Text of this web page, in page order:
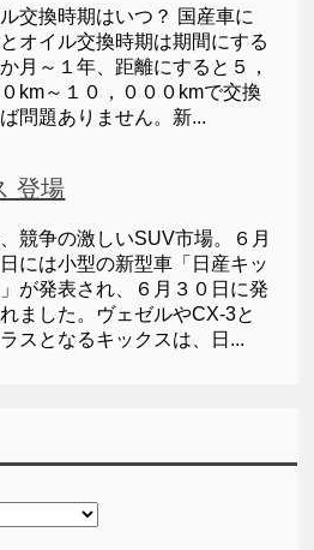
交換時期はいつ？ 国産車に
オイル交換時期は期間にする
月～１年、距離にすると５，
km～１０，０００kmで交換
問題ありません。新...
登場
競争の激しいSUV市場。６月
日には小型の新型車「日産キッ
が発表され、６月３０日に発
ました。ヴェゼルやCX-3と
スとなるキックスは、日...